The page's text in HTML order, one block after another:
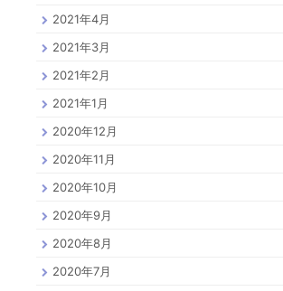
2021年4月
2021年3月
2021年2月
2021年1月
2020年12月
2020年11月
2020年10月
2020年9月
2020年8月
2020年7月